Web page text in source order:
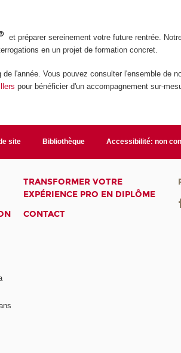
et préparer sereinement votre future rentrée.
en un projet de formation concret.
l'année. Vous pouvez consulter l'ensemble de
pour bénéficier d'un accompagnement sur-
site Bibliothèque Accessibilité: non
TRANSFORMER VOTRE
EXPÉRIENCE PRO EN DIPLÔME
CONTACT